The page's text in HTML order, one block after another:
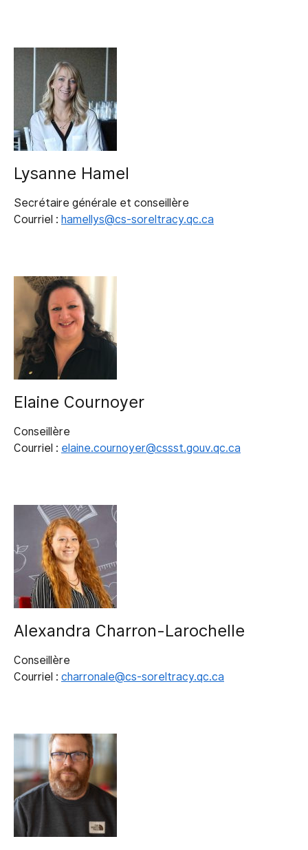
Lysanne Hamel
Secrétaire générale et conseillère
Courriel : hamellys@cs-soreltracy.qc.ca
Elaine Cournoyer
Conseillère
Courriel : elaine.cournoyer@cssst.gouv.qc.ca
Alexandra Charron-Larochelle
Conseillère
Courriel : charronale@cs-soreltracy.qc.ca